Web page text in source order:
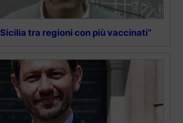
tra regioni con più vaccinati”